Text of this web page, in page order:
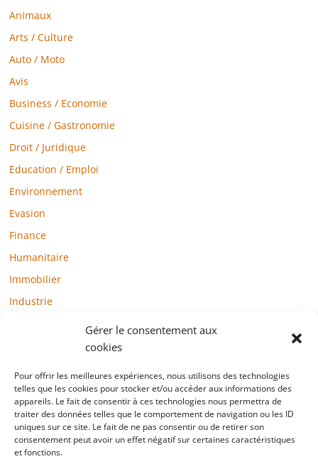
Gérer le consentement aux
cookies
Pour offrir les meilleures expériences, nous utilisons des technologies
telles que les cookies pour stocker et/ou accéder aux informations des
appareils. Le fait de consentir à ces technologies nous permettra de
traiter des données telles que le comportement de navigation ou les ID
uniques sur ce site. Le fait de ne pas consentir ou de retirer son
consentement peut avoir un effet négatif sur certaines caractéristiques
et fonctions.
Animaux
Arts / Culture
Auto / Moto
Avis
Business / Economie
Cuisine / Gastronomie
Droit / Juridique
Education / Emploi
Environnement
Evasion
Finance
Humanitaire
Immobilier
Industrie
Mode / Beauté / Bien-être
Santé
Société
Sports